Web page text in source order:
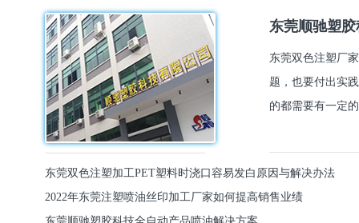
东莞顺驰塑
东莞双色注塑厂
题，也要付出实
的都需要有一定
东莞双色注塑加工PET塑料时浇口容易发白原因与解决办法
2022年东莞注塑喷油丝印加工厂家如何提高销售业绩